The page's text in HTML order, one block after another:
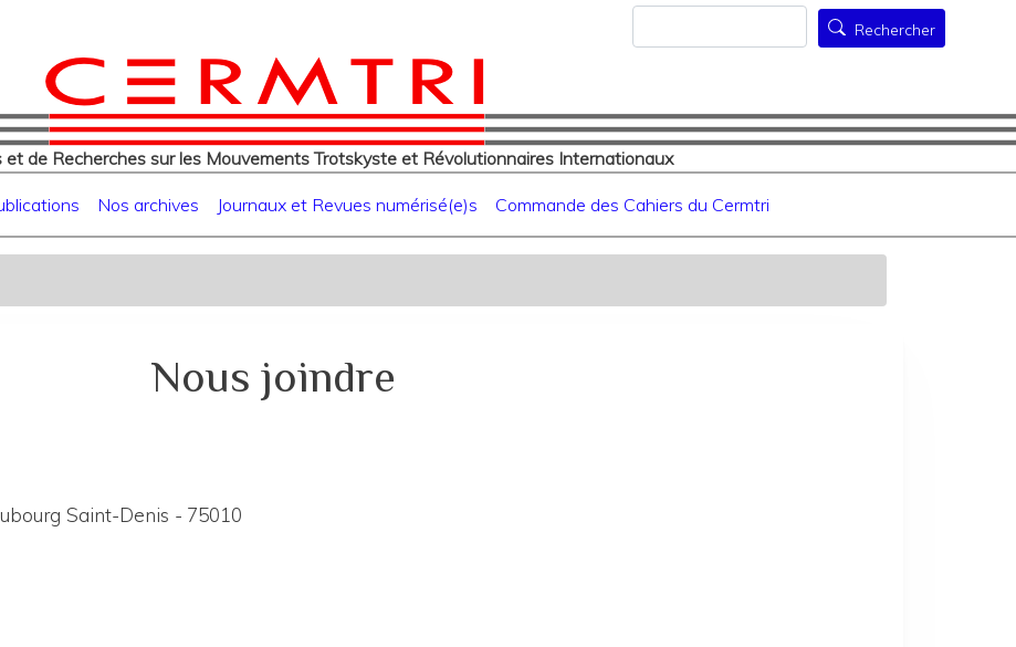
contenu
principal
et de Recherches sur les Mouvements Trotskyste et Révolutionnaires Internationaux
Rechercher
Rechercher
Nos archives Journaux et Revues numérisé(e)s Commande des Cahiers du Cermtri
Nous joindre
Saint-Denis - 75010